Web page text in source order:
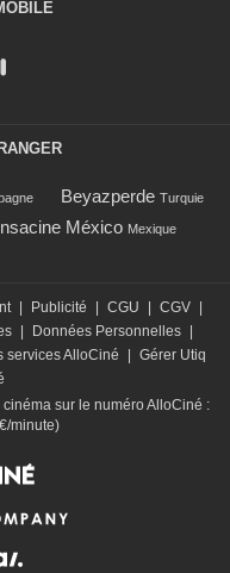
Beyazperde Turquie
México Mexique
Publicité CGU CGV
Données Personnelles
services AlloCiné
Gérer Utiq
sur le numéro AlloCiné :
minute)